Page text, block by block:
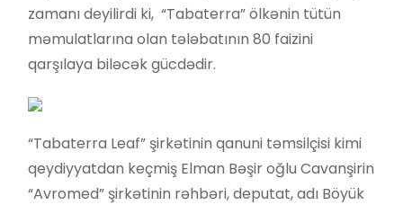
zamanı deyilirdi ki, “Tabaterra” ölkənin tütün
məmulatlarına olan tələbatının 80 faizini
qarşılaya biləcək gücdədir.
“Tabaterra Leaf” şirkətinin qanuni təmsilçisi kimi
qeydiyyatdan keçmiş Elman Bəşir oğlu Cavanşirin
“Avromed” şirkətinin rəhbəri, deputat, adı Böyük